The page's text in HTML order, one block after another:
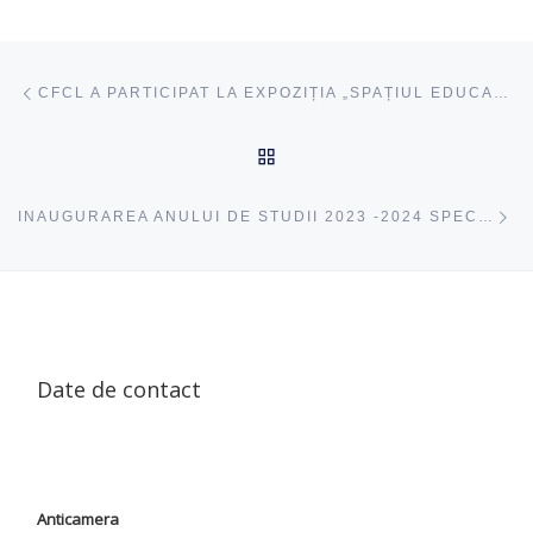
CFCL A PARTICIPAT LA EXPOZIȚIA „SPAȚIUL EDUCAȚIONAL EUROPEAN”
INAUGURAREA ANULUI DE STUDII 2023 -2024 SPECIALITATEA PEDAGOGIE ÎN ÎNVĂȚĂMÂNTUL PRIMAR
Date de contact
Anticamera